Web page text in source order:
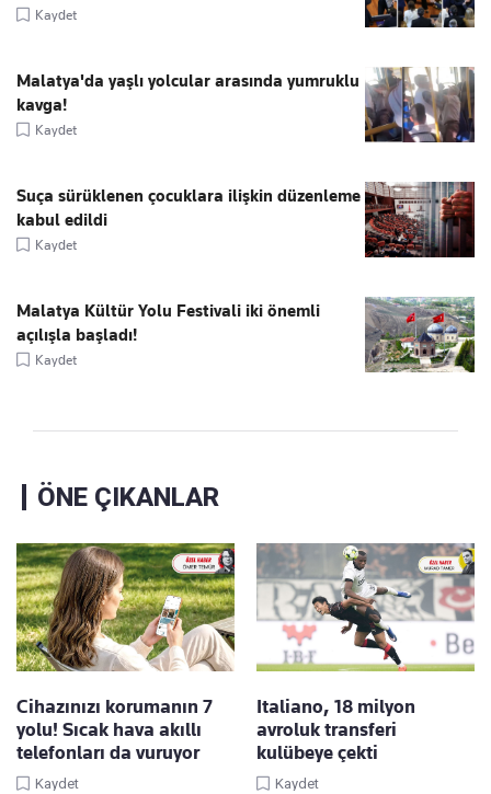
Kaydet
Malatya'da yaşlı yolcular arasında yumruklu
kavga!
Kaydet
Suça sürüklenen çocuklara ilişkin düzenleme
kabul edildi
Kaydet
Malatya Kültür Yolu Festivali iki önemli
açılışla başladı!
Kaydet
ÖNE ÇIKANLAR
Cihazınızı korumanın 7
yolu! Sıcak hava akıllı
telefonları da vuruyor
Kaydet
Italiano, 18 milyon
avroluk transferi
kulübeye çekti
Kaydet